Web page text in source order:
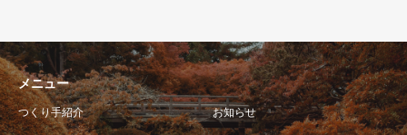
メニュー
つくり手紹介 お知らせ